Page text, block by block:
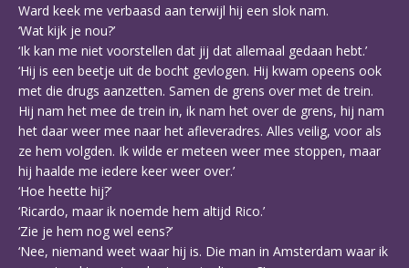
Ward keek me verbaasd aan terwijl hij een slok nam.
‘Wat kijk je nou?’
‘Ik kan me niet voorstellen dat jij dat allemaal gedaan hebt.’
‘Hij is een beetje uit de bocht gevlogen. Hij kwam opeens ook
met die drugs aanzetten. Samen de grens over met de trein.
Hij nam het mee de trein in, ik nam het over de grens, hij nam
het daar weer mee naar het afleveradres. Alles veilig, voor als
ze hem volgden. Ik wilde er meteen weer mee stoppen, maar
hij haalde me iedere keer weer over.’
‘Hoe heette hij?’
‘Ricardo, maar ik noemde hem altijd Rico.’
‘Zie je hem nog wel eens?’
‘Nee, niemand weet waar hij is. Die man in Amsterdam waar ik